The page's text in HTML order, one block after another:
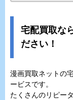
宅配買取な
ださい！
漫画買取ネットの
ービスです。
たくさんのリピー